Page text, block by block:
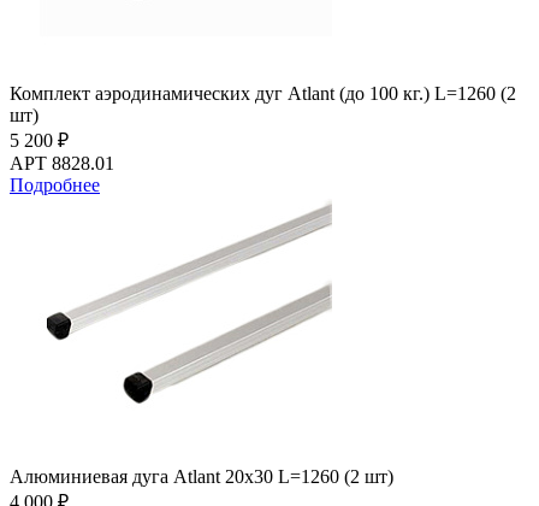
Комплект аэродинамических дуг Atlant (до 100 кг.) L=1260 (2
шт)
5 200 ₽
АРТ 8828.01
Подробнее
Алюминиевая дуга Atlant 20х30 L=1260 (2 шт)
4 000 ₽